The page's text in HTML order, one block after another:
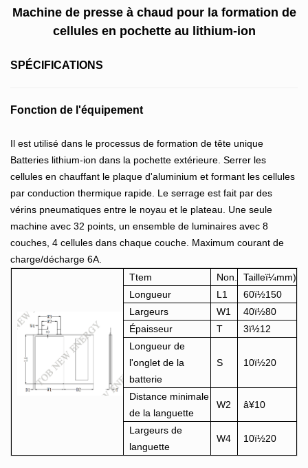
Machine de presse à chaud pour la formation de
cellules en pochette au lithium-ion
SPÉCIFICATIONS
Fonction de l'équipement
Il est utilisé dans le processus de formation de tête unique
Batteries lithium-ion dans la pochette extérieure. Serrer les
cellules en chauffant le plaque d'aluminium et formant les cellules
par conduction thermique rapide. Le serrage est fait par des
vérins pneumatiques entre le noyau et le plateau. Une seule
machine avec 32 points, un ensemble de luminaires avec 8
couches, 4 cellules dans chaque couche. Maximum courant de
charge/décharge 6A.
Ttem
Non.
Tailleï¼mm)
Longueur
L1
60ï½150
Largeurs
W1
40ï½80
Épaisseur
T
3ï½12
Longueur de
l'onglet de la
batterie
S 10ï½20
Distance minimale
de la languette
W2 â¥10
Largeurs de
languette
W4 10ï½20